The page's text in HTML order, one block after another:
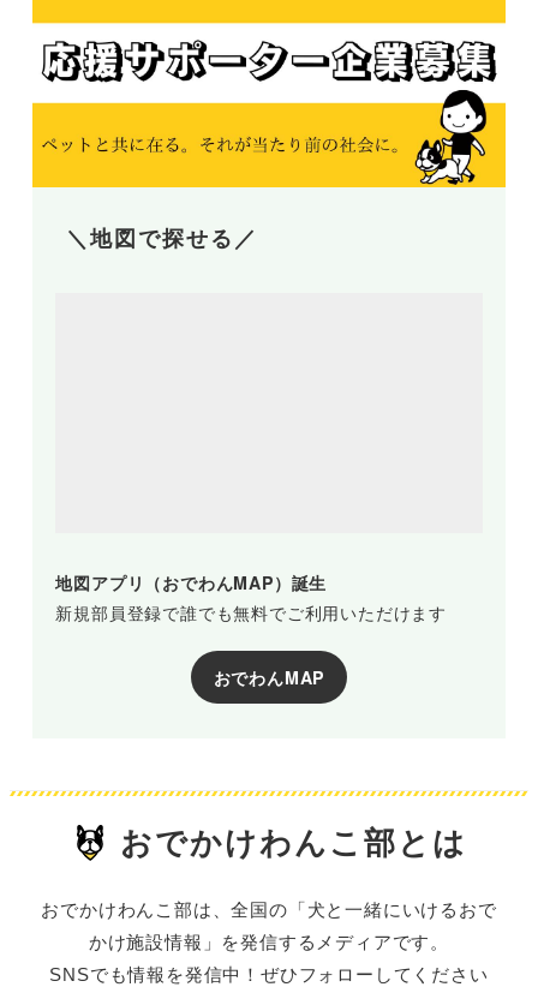
＼地図で探せる／
地図アプリ（おでわんMAP）誕生
新規部員登録で誰でも無料でご利用いただけます
おでわんMAP
おでかけわんこ部とは
おでかけわんこ部は、全国の「犬と一緒にいけるおで
かけ施設情報」を発信するメディアです。
SNSでも情報を発信中！ぜひフォローしてください